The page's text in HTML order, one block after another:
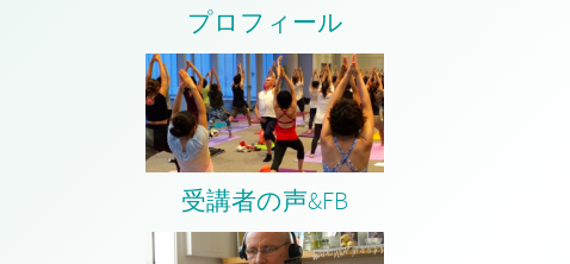
プロフィール
受講者の声&FB